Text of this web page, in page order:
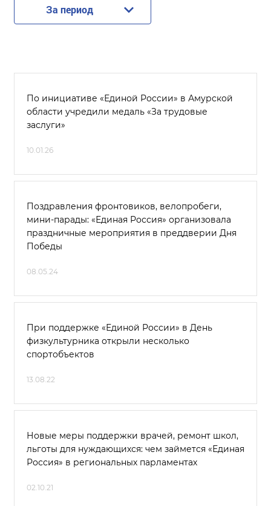
За период
По инициативе «Единой России» в Амурской
области учредили медаль «За трудовые
заслуги»
10.01.26
Поздравления фронтовиков, велопробеги,
мини-парады: «Единая Россия» организовала
праздничные мероприятия в преддверии Дня
Победы
08.05.24
При поддержке «Единой России» в День
физкультурника открыли несколько
спортобъектов
13.08.22
Новые меры поддержки врачей, ремонт школ,
льготы для нуждающихся: чем займется «Единая
Россия» в региональных парламентах
02.10.21